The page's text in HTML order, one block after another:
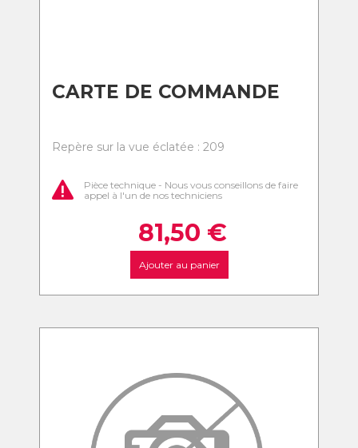
CARTE DE COMMANDE
Repère sur la vue éclatée : 209
Pièce technique - Nous vous conseillons de faire
appel à l'un de nos techniciens
81,50 €
Ajouter au panier